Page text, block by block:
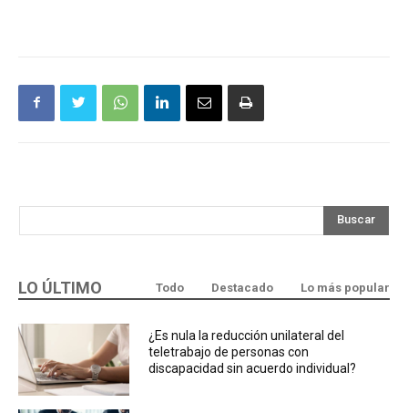
Buscar
LO ÚLTIMO Todo Destacado Lo más popular
¿Es nula la reducción unilateral del
teletrabajo de personas con
discapacidad sin acuerdo individual?